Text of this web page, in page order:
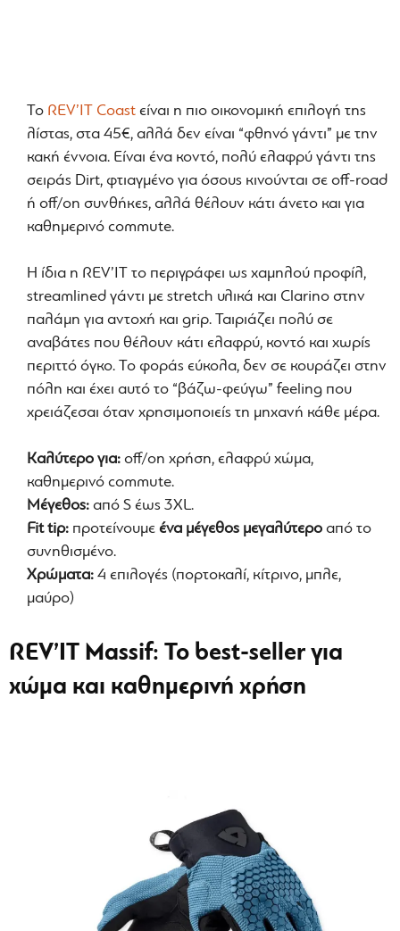
Το REV’IT Coast είναι η πιο οικονομική επιλογή της
λίστας, στα 45€, αλλά δεν είναι “φθηνό γάντι” με την
κακή έννοια. Είναι ένα κοντό, πολύ ελαφρύ γάντι της
σειράς Dirt, φτιαγμένο για όσους κινούνται σε off-road
ή off/on συνθήκες, αλλά θέλουν κάτι άνετο και για
καθημερινό commute.
Η ίδια η REV’IT το περιγράφει ως χαμηλού προφίλ,
streamlined γάντι με stretch υλικά και Clarino στην
παλάμη για αντοχή και grip. Ταιριάζει πολύ σε
αναβάτες που θέλουν κάτι ελαφρύ, κοντό και χωρίς
περιττό όγκο. Το φοράς εύκολα, δεν σε κουράζει στην
πόλη και έχει αυτό το “βάζω-φεύγω” feeling που
χρειάζεσαι όταν χρησιμοποιείς τη μηχανή κάθε μέρα.
Καλύτερο για: off/on χρήση, ελαφρύ χώμα,
καθημερινό commute.
Μέγεθος: από S έως 3XL.
Fit tip: προτείνουμε ένα μέγεθος μεγαλύτερο από το
συνηθισμένο.
Χρώματα: 4 επιλογές (πορτοκαλί, κίτρινο, μπλε,
μαύρο)
REV’IT Massif: Το best-seller για
χώμα και καθημερινή χρήση